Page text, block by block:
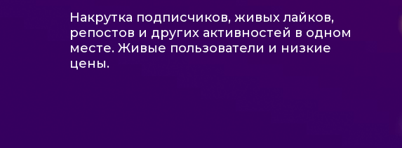
Накрутка подписчиков, живых лайков,
репостов и других активностей в одном
месте. Живые пользователи и низкие
цены.